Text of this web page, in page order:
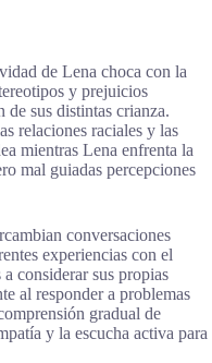
de Lena choca con la
y prejuicios
de sus distintas crianza.
relaciones raciales y las
mientras Lena enfrenta la
mal guiadas percepciones
conversaciones
experiencias con el
considerar sus propias
al responder a problemas
gradual de
y la escucha activa para